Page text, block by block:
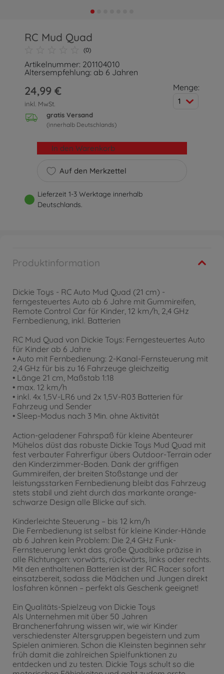
RC Mud Quad
(0)
Artikelnummer: 201104010
Altersempfehlung: ab 6 Jahren
24,99 €
inkl. MwSt.
gratis Versand
(innerhalb Deutschlands)
Menge:
1
Auf den Merkzettel
In den Warenkorb
Lieferzeit 1-3 Werktage innerhalb
Deutschlands.
Produktinformation
Dickie Toys - RC Auto Mud Quad (21 cm) -
ferngesteuertes Auto ab 6 Jahre mit Gummireifen,
Remote Control Car für Kinder, 12 km/h, 2,4 GHz
Fernbedienung, inkl. Batterien
RC Mud Quad von Dickie Toys: Ferngesteuertes Auto
für Kinder ab 6 Jahre
• Auto mit Fernbedienung: 2-Kanal-Fernsteuerung mit
2,4 GHz für bis zu 16 Fahrzeuge gleichzeitig
• Länge 21 cm, Maßstab 1:18
• max. 12 km/h
• inkl. 4x 1,5V-LR6 und 2x 1,5V-R03 Batterien für
Fahrzeug und Sender
• Sleep-Modus nach 3 Min. ohne Aktivität
Action-geladener Fahrspaß für kleine Abenteurer
Mühelos düst das robuste Dickie Toys Mud Quad mit
fest verbauter Fahrerfigur übers Outdoor-Terrain oder
den Kinderzimmer-Boden. Dank der griffigen
Gummireifen, der breiten Stoßstange und der
leistungsstarken Fernbedienung bleibt das Fahrzeug
stets stabil und zieht durch das markante orange-
schwarze Design alle Blicke auf sich.
Kinderleichte Steuerung – bis 12 km/h
Die Fernbedienung ist selbst für kleine Kinder-Hände
ab 6 Jahren kein Problem: Die 2,4 GHz Funk-
Fernsteuerung lenkt das große Quadbike präzise in
alle Richtungen: vorwärts, rückwärts, links oder rechts.
Mit den enthaltenen Batterien ist der RC Racer sofort
einsatzbereit, sodass die Mädchen und Jungen direkt
losfahren können – perfekt als Geschenk geeignet!
Ein Qualitäts-Spielzeug von Dickie Toys
Als Unternehmen mit über 50 Jahren
Branchenerfahrung wissen wir, wie wir Kinder
verschiedenster Altersgruppen begeistern und zum
Spielen animieren. Schon die Kleinsten beginnen sehr
früh damit die zahlreichen Spielfunktionen zu
entdecken und zu testen. Dickie Toys schult so die